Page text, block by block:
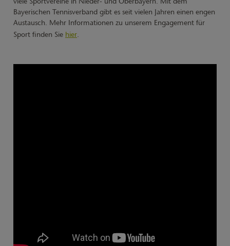
Bayerischen Tennisverband gibt es seit vielen Jahren einen engen
Austausch. Mehr Informationen zu unserem Engagement für
Sport finden Sie hier.